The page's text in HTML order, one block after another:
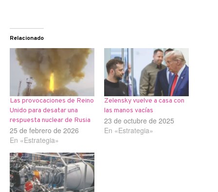
Relacionado
Las provocaciones de Reino
Unido para desatar una
respuesta nuclear de Rusia
25 de febrero de 2026
En «Estrategia»
Zelensky vuelve a casa con
las manos vacías
23 de octubre de 2025
En «Estrategia»